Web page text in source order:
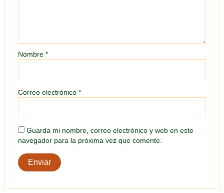
Nombre*
Correo electrónico*
Guarda mi nombre, correo electrónico y web en este
navegador para la próxima vez que comente.